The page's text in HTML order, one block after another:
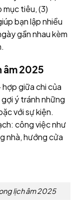
tiêu, (3)
bạn lập nhiều
gần nhau kèm
âm 2025
hợp giữa chi của
ý tránh những
với sự kiện.
công việc như
nhà, hướng cửa
lịch âm 2025